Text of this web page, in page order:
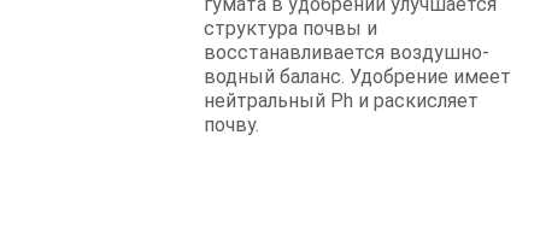
структура почвы и
восстанавливается воздушно-
водный баланс. Удобрение имеет
нейтральный Ph и раскисляет
почву.